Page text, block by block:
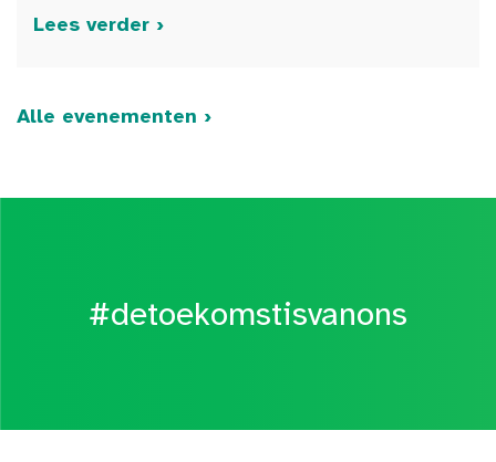
Lees verder ›
Alle evenementen ›
#detoekomstisvanons